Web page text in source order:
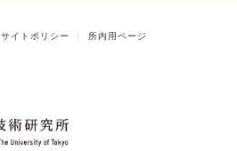
サイトポリシー 所内用ページ